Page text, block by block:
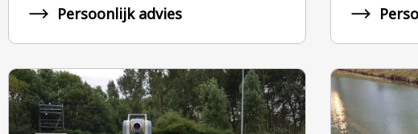
Persoonlijk advies